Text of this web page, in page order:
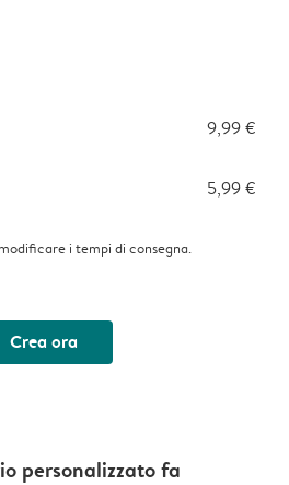
9,99 €
5,99 €
i tempi di consegna.
Crea ora
personalizzato fa